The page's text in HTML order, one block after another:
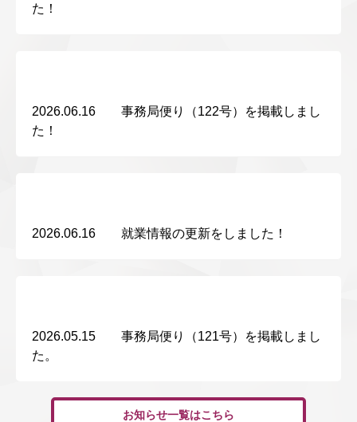
た！
2026.06.16 事務局便り（122号）を掲載しまし
た！
2026.06.16 就業情報の更新をしました！
2026.05.15 事務局便り（121号）を掲載しまし
た。
お知らせ一覧はこちら